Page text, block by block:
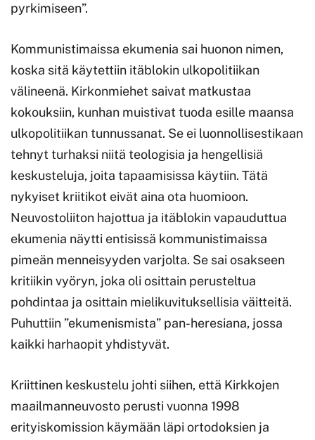
pyrkimiseen”.
Kommunistimaissa ekumenia sai huonon nimen,
koska sitä käytettiin itäblokin ulkopolitiikan
välineenä. Kirkonmiehet saivat matkustaa
kokouksiin, kunhan muistivat tuoda esille maansa
ulkopolitiikan tunnussanat. Se ei luonnollisestikaan
tehnyt turhaksi niitä teologisia ja hengellisiä
keskusteluja, joita tapaamisissa käytiin. Tätä
nykyiset kriitikot eivät aina ota huomioon.
Neuvostoliiton hajottua ja itäblokin vapauduttua
ekumenia näytti entisissä kommunistimaissa
pimeän menneisyyden varjolta. Se sai osakseen
kritiikin vyöryn, joka oli osittain perusteltua
pohdintaa ja osittain mielikuvituksellisia väitteitä.
Puhuttiin ”ekumenismista” pan-heresiana, jossa
kaikki harhaopit yhdistyvät.
Kriittinen keskustelu johti siihen, että Kirkkojen
maailmanneuvosto perusti vuonna 1998
erityiskomission käymään läpi ortodoksien ja